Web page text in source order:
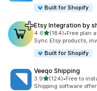
Built for Shopify
Etsy Integration by
4.6เต็ม 5 ดาว
(184)
ทั้งหมด 184 รีวิว
•Free plan
Sync Etsy products,
Built for Shopify
Veeqo Shipping
3.9เต็ม 5 ดาว
(124)
ทั้งหมด 124 รีวิว
•Free to
Shipping software